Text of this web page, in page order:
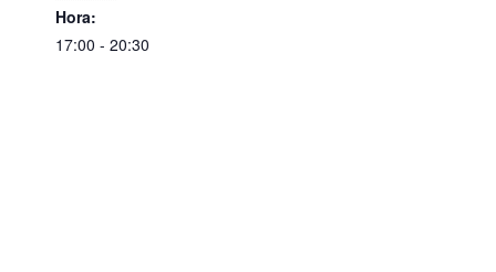
Hora:
17:00 - 20:30